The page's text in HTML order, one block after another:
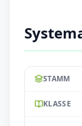
STAMM
KLASSE